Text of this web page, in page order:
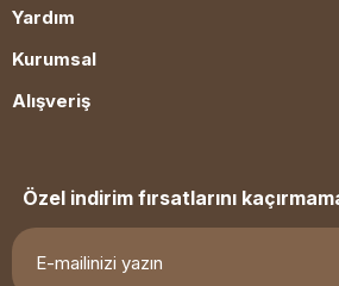
Yardım
Kurumsal
Alışveriş
Özel indirim fırsatlarını